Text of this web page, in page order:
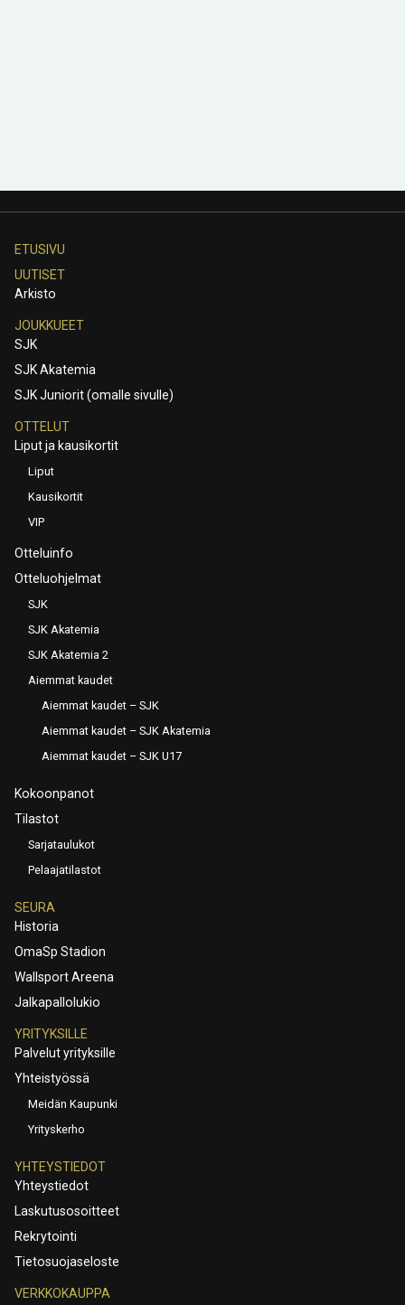
ETUSIVU
UUTISET
Arkisto
JOUKKUEET
SJK
SJK Akatemia
SJK Juniorit (omalle sivulle)
OTTELUT
Liput ja kausikortit
Liput
Kausikortit
VIP
Otteluinfo
Otteluohjelmat
SJK
SJK Akatemia
SJK Akatemia 2
Aiemmat kaudet
Aiemmat kaudet – SJK
Aiemmat kaudet – SJK Akatemia
Aiemmat kaudet – SJK U17
Kokoonpanot
Tilastot
Sarjataulukot
Pelaajatilastot
SEURA
Historia
OmaSp Stadion
Wallsport Areena
Jalkapallolukio
YRITYKSILLE
Palvelut yrityksille
Yhteistyössä
Meidän Kaupunki
Yrityskerho
YHTEYSTIEDOT
Yhteystiedot
Laskutusosoitteet
Rekrytointi
Tietosuojaseloste
VERKKOKAUPPA